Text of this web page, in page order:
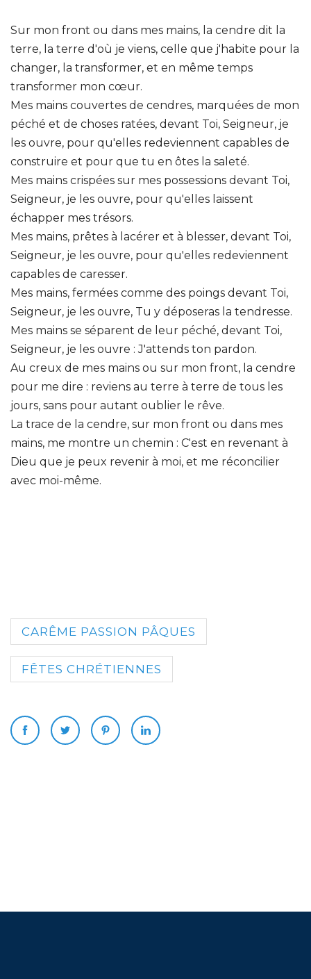
Sur mon front ou dans mes mains, la cendre dit la
terre, la terre d'où je viens, celle que j'habite pour la
changer, la transformer, et en même temps
transformer mon cœur.
Mes mains couvertes de cendres, marquées de mon
péché et de choses ratées, devant Toi, Seigneur, je
les ouvre, pour qu'elles redeviennent capables de
construire et pour que tu en ôtes la saleté.
Mes mains crispées sur mes possessions devant Toi,
Seigneur, je les ouvre, pour qu'elles laissent
échapper mes trésors.
Mes mains, prêtes à lacérer et à blesser, devant Toi,
Seigneur, je les ouvre, pour qu'elles redeviennent
capables de caresser.
Mes mains, fermées comme des poings devant Toi,
Seigneur, je les ouvre, Tu y déposeras la tendresse.
Mes mains se séparent de leur péché, devant Toi,
Seigneur, je les ouvre : J'attends ton pardon.
Au creux de mes mains ou sur mon front, la cendre
pour me dire : reviens au terre à terre de tous les
jours, sans pour autant oublier le rêve.
La trace de la cendre, sur mon front ou dans mes
mains, me montre un chemin : C'est en revenant à
Dieu que je peux revenir à moi, et me réconcilier
avec moi-même.
CARÊME PASSION PÂQUES
FÊTES CHRÉTIENNES